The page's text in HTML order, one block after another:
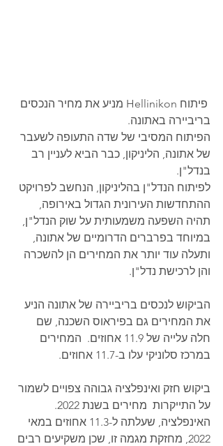
פיתוח Hellinikon מניע את מחיר הנכסים
בריביירה באתונה.
הפיתוח המסיבי של שדה התעופה לשעבר
של אתונה, הליניקון, כבר הביא לעניין רב
בנדל"ן.
לפיתוח הנדל"ן בהליניקון, הנחשב לפרויקט
ההתחדשות העירונית הגדול באירופה,
תהיה השפעה משמעותית על שוק הנדל"ן,
במיוחד בפרברים הדרומיים של אתונה,
ותעלה עוד יותר את המחירים הן להשכרה
והן לרכישת נדל"ן.
הביקוש לנכסים בריביירה של אתונה הניע
את המחירים גם בפיראוס השכנה, שם
חלה עלייה של 11.9 אחוזים.  המחירים
במרכז סלוניקי עלו ב-11.7 אחוזים.
ביקוש חזק ואינפלציה גבוהה צפויים לשמור
על התייקרות  מחירים בשנת 2022.
האינפלציה, שעלתה ל-11.3 אחוזים במאי
2022, מחזקת מגמה זו, שכן משקיעים רבים